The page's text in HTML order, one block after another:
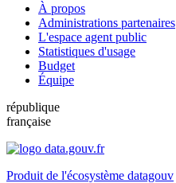
À propos
Administrations partenaires
L'espace agent public
Statistiques d'usage
Budget
Équipe
république
française
Produit de l'écosystème datagouv